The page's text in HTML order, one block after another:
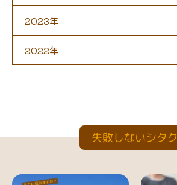
2023年
2022年
失敗しないシタク